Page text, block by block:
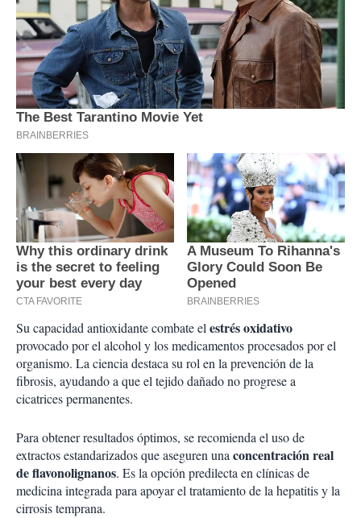
Su capacidad antioxidante combate elestrés oxidativo
provocado por el alcohol y los medicamentos procesados por el
organismo. La ciencia destaca su rol en la prevención de la
fibrosis, ayudando a que el tejido dañado no progrese a
cicatrices permanentes.
Para obtener resultados óptimos, se recomienda el uso de
extractos estandarizados que aseguren unaconcentración real
de flavonolignanos. Es la opción predilecta en clínicas de
medicina integrada para apoyar el tratamiento de la hepatitis y la
cirrosis temprana.